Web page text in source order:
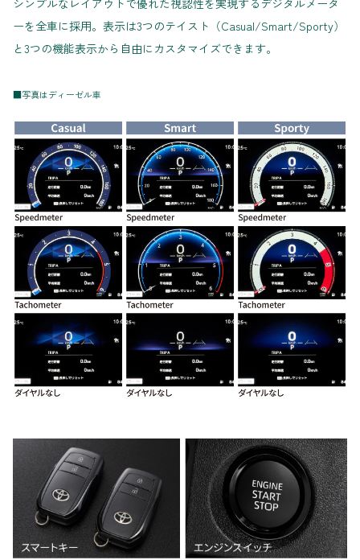
ーを全車に採用。表示は3つのテイスト（Casual/Smart/Sporty）
と3つの機能表示から自由にカスタマイズできます。
■写真はディーゼル車